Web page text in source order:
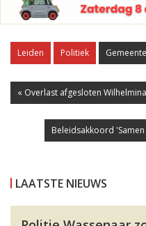
Leiden Politiek
« Overlast afgesloten
Beleidsakkoord
LAATSTE NIEUWS